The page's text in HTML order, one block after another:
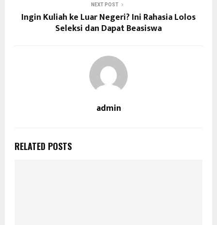
NEXT POST
Ingin Kuliah ke Luar Negeri? Ini Rahasia Lolos
Seleksi dan Dapat Beasiswa
admin
RELATED POSTS